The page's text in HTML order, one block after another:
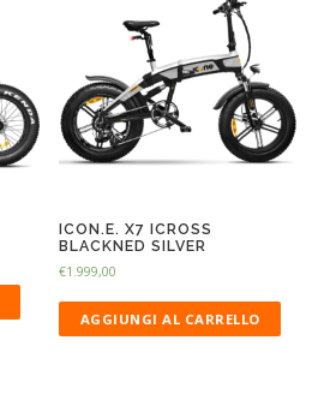
ICON.E. X7 ICROSS
BLACKNED SILVER
€1.999,00
AGGIUNGI AL CARRELLO